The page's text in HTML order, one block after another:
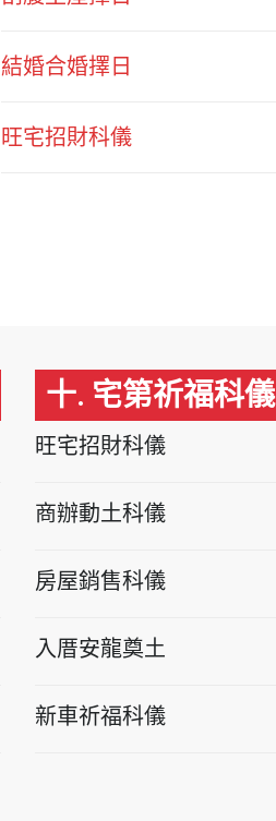
結婚合婚擇日
旺宅招財科儀
十. 宅第祈福科儀
旺宅招財科儀
商辦動土科儀
房屋銷售科儀
入厝安龍奠土
新車祈福科儀